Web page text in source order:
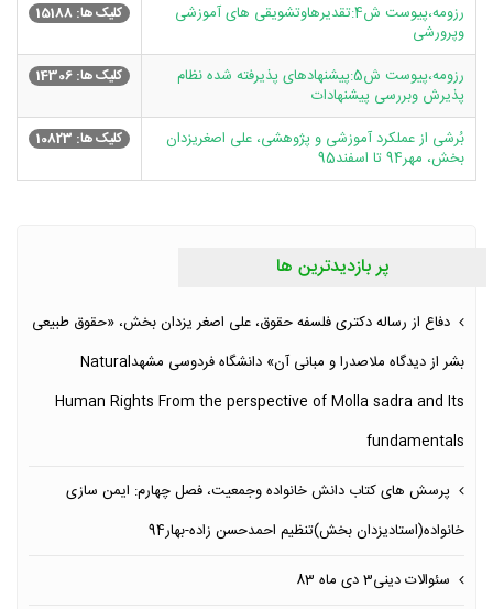
رزومه،پیوست ش4:تقدیرهاوتشویقی های آموزشی
وپرورشی
کلیک ها: 15188
رزومه،پیوست ش5:پیشنهادهای پذیرفته شده نظام
پذیرش وبررسی پیشنهادات
کلیک ها: 14306
بُرشی از عملکرد آموزشی و پژوهشی، علی اصغریزدان
بخش، مهر94 تا اسفند95
کلیک ها: 10823
پر بازدیدترین ها
دفاع از رساله دکتری فلسفه حقوق، علی اصغر یزدان بخش، «حقوق طبیعی
بشر از دیدگاه ملاصدرا و مبانی آن» دانشگاه فردوسی مشهدNatural
Human Rights From the perspective of Molla sadra and Its
fundamentals
پرسش های کتاب دانش خانواده وجمعیت، فصل چهارم: ایمن سازی
خانواده(استادیزدان بخش)تنظیم احمدحسن زاده-بهار94
سئوالات دینی3 دی ماه 83